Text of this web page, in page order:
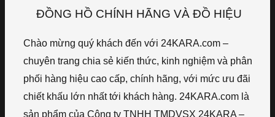
ĐỒNG HỒ CHÍNH HÃNG VÀ ĐỒ HIỆU
Chào mừng quý khách đến với 24KARA.com –
chuyên trang chia sẻ kiến thức, kinh nghiệm và phân
phối hàng hiệu cao cấp, chính hãng, với mức ưu đãi
chiết khấu lớn nhất tới khách hàng. 24KARA.com là
sản phẩm của Công ty TNHH TMDVSX 24KARA –